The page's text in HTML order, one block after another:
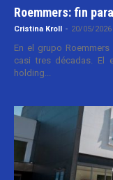
Roemmers: fin
Cristina Kroll - 20/05/2026
En el grupo
casi tres décadas. El
holding...